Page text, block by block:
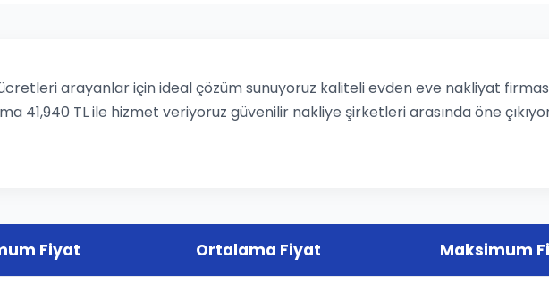
arayanlar için ideal çözüm sunuyoruz kaliteli evden eve nakliyat firması
41,940 TL ile hizmet veriyoruz güvenilir nakliye şirketleri arasında öne
Fiyat Ortalama Fiyat Maksimum